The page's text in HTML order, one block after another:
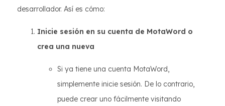
desarrollador. Así es cómo:
Inicie sesión en su cuenta de MotaWord o
crea una nueva
Si ya tiene una cuenta MotaWord,
simplemente inicie sesión. De lo contrario,
puede crear uno fácilmente visitando